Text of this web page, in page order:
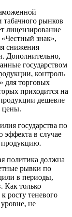
табачного рынков
лицензирование
знак»,
снижения
Дополнительно,
государством
контроль
для торговых
приходится на
дешевле
цены.
государства по
эффекта в случае
продукцию.
политика должна
рывки по
в периоды,
Как только
росту теневого
не